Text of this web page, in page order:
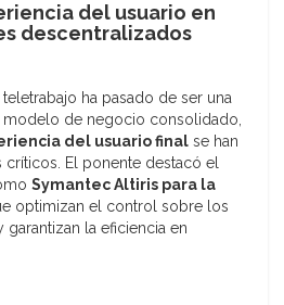
del usuario en
descentralizados
ha pasado de ser una
de negocio consolidado,
del usuario final se han
El ponente destacó el
Symantec Altiris para la
optimizan el control sobre los
la eficiencia en